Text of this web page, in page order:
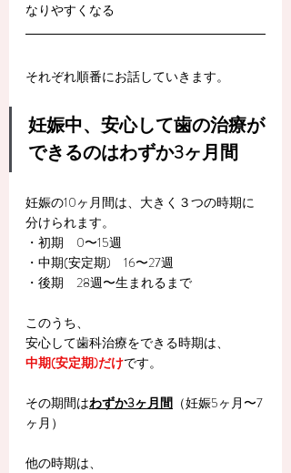
なりやすくなる
それぞれ順番にお話していきます。
妊娠中、安心して歯の治療が
できるのはわずか3ヶ月間
妊娠の10ヶ月間は、大きく３つの時期に
分けられます。
・初期　0〜15週
・中期(安定期)　16〜27週
・後期　28週〜生まれるまで
このうち、
安心して歯科治療をできる時期は、
中期(安定期)だけです。
その期間はわずか3ヶ月間 （妊娠5ヶ月〜7
ヶ月）
他の時期は、